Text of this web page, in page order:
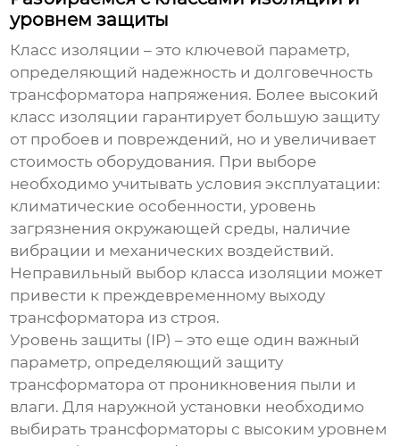
уровнем защиты
Класс изоляции – это ключевой параметр,
определяющий надежность и долговечность
трансформатора напряжения. Более высокий
класс изоляции гарантирует большую защиту
от пробоев и повреждений, но и увеличивает
стоимость оборудования. При выборе
необходимо учитывать условия эксплуатации:
климатические особенности, уровень
загрязнения окружающей среды, наличие
вибрации и механических воздействий.
Неправильный выбор класса изоляции может
привести к преждевременному выходу
трансформатора из строя.
Уровень защиты (IP) – это еще один важный
параметр, определяющий защиту
трансформатора от проникновения пыли и
влаги. Для наружной установки необходимо
выбирать трансформаторы с высоким уровнем